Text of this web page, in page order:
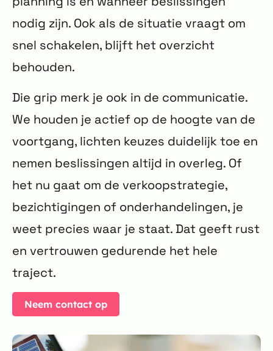
nodig zijn. Ook als de situatie vraagt om
snel schakelen, blijft het overzicht
behouden.
Die grip merk je ook in de communicatie.
We houden je actief op de hoogte van de
voortgang, lichten keuzes duidelijk toe en
nemen beslissingen altijd in overleg. Of
het nu gaat om de verkoopstrategie,
bezichtigingen of onderhandelingen, je
weet precies waar je staat. Dat geeft rust
en vertrouwen gedurende het hele
traject.
Neem contact op